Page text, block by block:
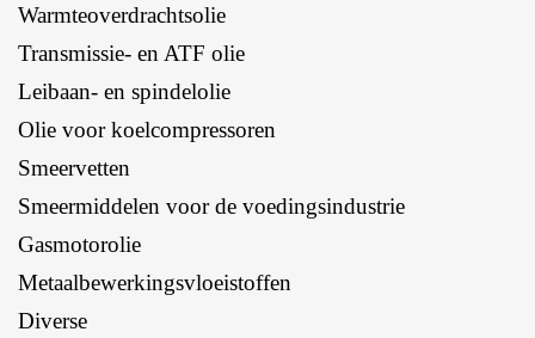
Warmteoverdrachtsolie
Transmissie- en ATF olie
Leibaan- en spindelolie
Olie voor koelcompressoren
Smeervetten
Smeermiddelen voor de voedingsindustrie
Gasmotorolie
Metaalbewerkingsvloeistoffen
Diverse